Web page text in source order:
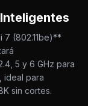
7 (802.11be)**
5 y 6 GHz para
ideal para
sin cortes.